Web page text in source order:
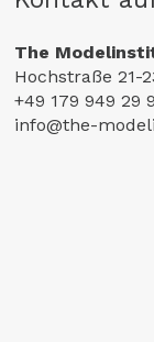
The
Hochstraße 21-
+49 179 949 29
info@the-